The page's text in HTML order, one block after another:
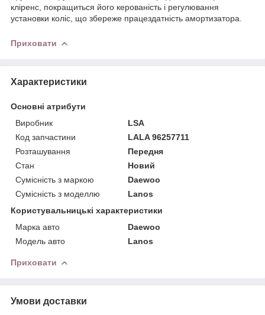
кліренс, покращиться його керованість і регулювання
установки коліс, що збереже працездатність амортизатора.
Приховати
Характеристики
Основні атрибути
Виробник
LSA
Код запчастини
LALA 96257711
Розташування
Передня
Стан
Новий
Сумісність з маркою
Daewoo
Сумісність з моделлю
Lanos
Користувальницькі характеристики
Марка авто
Daewoo
Модель авто
Lanos
Приховати
Умови доставки